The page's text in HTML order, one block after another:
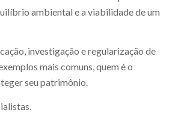
ambiental e a viabilidade de um
investigação e regularização de
mais comuns, quem é o
seu patrimônio.